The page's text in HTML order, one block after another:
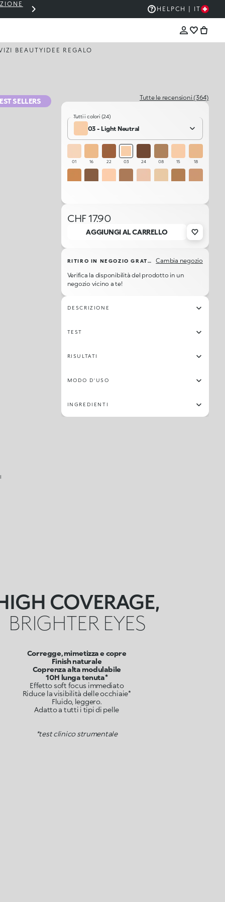
THE KIKO SALE: FINO AL 50% DI
HELPCH | IT
BEAUTY IDEE REGALO
SELLERS Tutte le recensioni (364)
Tutti i colori (24)
03 - Light Neutral
01 16 22 03 24 08 15 18
CHF 17.90
AGGIUNGI AL CARRELLO
RITIRO IN NEGOZIO GRATUITO
Cambia negozio
Verifica la disponibilità del prodotto in un
negozio vicino a te!
DESCRIZIONE
TEST
RISULTATI
MODO D'USO
INGREDIENTI
COVERAGE,
BRIGHTER EYES
Corregge, mimetizza e copre
Finish naturale
Coprenza alta modulabile
10H lunga tenuta*
Effetto soft focus immediato
Riduce la visibilità delle occhiaie*
Fluido, leggero.
Adatto a tutti i tipi di pelle
*test clinico strumentale